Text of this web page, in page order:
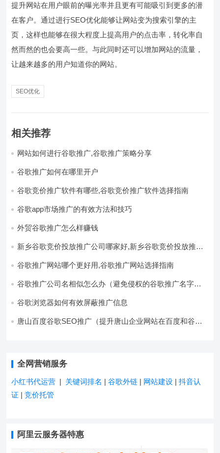
提升网站在用户眼前的曝光率并且更有可能吸引到更多的潜
在客户。通过进行SEO优化能够让网站变为搜索引擎的主
页，这样也能够在很大程度上提高用户的点击率，转化率自
然而然的也会要高一些。与此同时还可以增加网站的流量，
让越来越多的用户知道你的网站。
SEO优化
相关推荐
网站如何进行谷歌推广,谷歌推广策略分享
谷歌推广如何在哪里开户
谷歌竞价推广软件有哪些,谷歌竞价推广软件选择指南
谷歌app市场推广的有效方法和技巧
外贸谷歌推广怎么样赚钱
新乡谷歌竞价投放推广公司哪家好,新乡谷歌竞价投放推广
谷歌推广网站哪个更好用,谷歌推广网站选择指南
谷歌推广公司名相似怎么办（避免侵权的谷歌推广名字选
谷歌浏览器如何有效屏蔽推广信息
唐山百度谷歌SEO推广（提升唐山企业网站在百度和谷歌
全网营销服务
小红书代运营 | 关键词排名 |谷歌外链 | 网站建设 |抖音认
证 |竞价托管
阿里云服务器特惠